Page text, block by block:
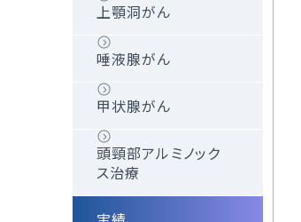
上顎洞がん
唾液腺がん
甲状腺がん
頭頸部アルミノック
ス治療